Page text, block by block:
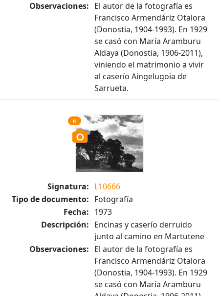
Observaciones: El autor de la fotografía es
Francisco Armendáriz Otalora
(Donostia, 1904-1993). En 1929
se casó con María Aramburu
Aldaya (Donostia, 1906-2011),
viniendo el matrimonio a vivir
al caserío Aingelugoia de
Sarrueta.
6
Signatura: L10666
Tipo de documento: Fotografía
Fecha: 1973
Descripción: Encinas y caserío derruido
junto al camino en Martutene
Observaciones: El autor de la fotografía es
Francisco Armendáriz Otalora
(Donostia, 1904-1993). En 1929
se casó con María Aramburu